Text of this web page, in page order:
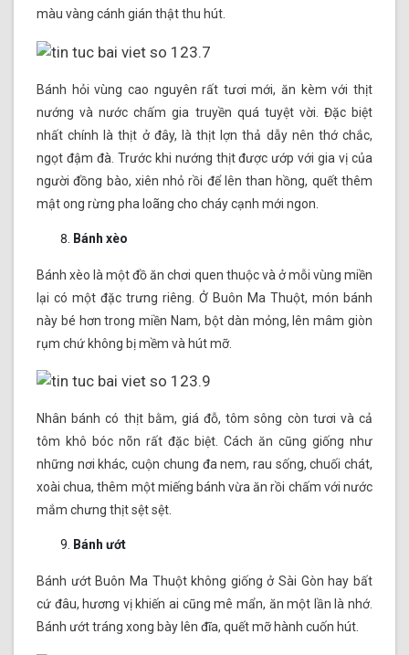
màu vàng cánh gián thật thu hút.
Bánh hỏi vùng cao nguyên rất tươi mới, ăn kèm với thịt
nướng và nước chấm gia truyền quá tuyệt vời. Đặc biệt
nhất chính là thịt ở đây, là thịt lợn thả dẫy nên thớ chắc,
ngọt đậm đà. Trước khi nướng thịt được ướp với gia vị của
người đồng bào, xiên nhỏ rồi để lên than hồng, quết thêm
mật ong rừng pha loãng cho cháy cạnh mới ngon.
Bánh xèo
Bánh xèo là một đồ ăn chơi quen thuộc và ở mỗi vùng miền
lại có một đặc trưng riêng. Ở Buôn Ma Thuột, món bánh
này bé hơn trong miền Nam, bột dàn mỏng, lên mâm giòn
rụm chứ không bị mềm và hút mỡ.
Nhân bánh có thịt bằm, giá đỗ, tôm sông còn tươi và cả
tôm khô bóc nõn rất đặc biệt. Cách ăn cũng giống như
những nơi khác, cuộn chung đa nem, rau sống, chuối chát,
xoài chua, thêm một miếng bánh vừa ăn rồi chấm với nước
mắm chưng thịt sệt sệt.
Bánh ướt
Bánh ướt Buôn Ma Thuột không giống ở Sài Gòn hay bất
cứ đâu, hương vị khiến ai cũng mê mẩn, ăn một lần là nhớ.
Bánh ướt tráng xong bày lên đĩa, quết mỡ hành cuốn hút.